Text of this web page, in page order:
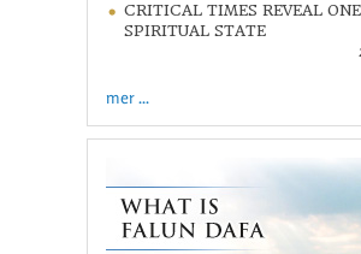
CRITICAL TIMES REVEAL
SPIRITUAL STATE
mer ...